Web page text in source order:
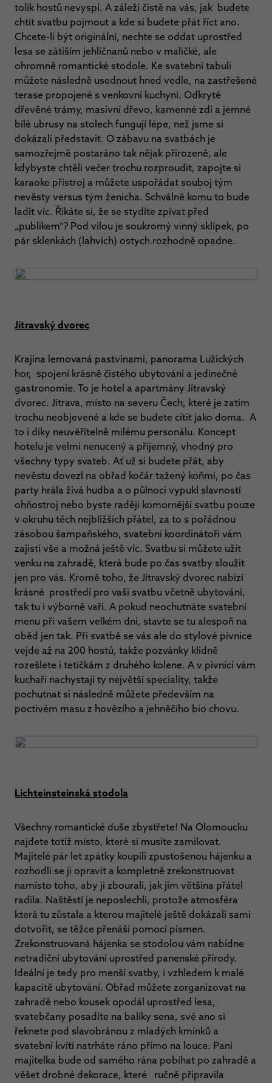
tolik hostů nevyspí. A záleží čistě na vás, jak budete
chtít svatbu pojmout a kde si budete přát říct ano.
Chcete-li být originální, nechte se oddat uprostřed
lesa se zátiším jehličnanů nebo v maličké, ale
ohromně romantické stodole. Ke svatební tabuli
můžete následně usednout hned vedle, na zastřešené
terase propojené s venkovní kuchyní. Odkryté
dřevěné trámy, masivní dřevo, kamenné zdi a jemné
bílé ubrusy na stolech fungují lépe, než jsme si
dokázali představit. O zábavu na svatbách je
samozřejmě postaráno tak nějak přirozeně, ale
kdybyste chtěli večer trochu rozproudit, zapojte si
karaoke přístroj a můžete uspořádat souboj tým
nevěsty versus tým ženicha. Schválně komu to bude
ladit víc. Říkáte si, že se stydíte zpívat před
„publikem“? Pod vilou je soukromý vinný sklípek, po
pár sklenkách (lahvích) ostych rozhodně opadne.
Jítravský dvorec
Krajina lemovaná pastvinami, panorama Lužických
hor, spojení krásně čistého ubytování a jedinečné
gastronomie. To je hotel a apartmány Jítravský
dvorec. Jítrava, místo na severu Čech, které je zatím
trochu neobjevené a kde se budete cítit jako doma. A
to i díky neuvěřitelně milému personálu. Koncept
hotelu je velmi nenucený a příjemný, vhodný pro
všechny typy svateb. Ať už si budete přát, aby
nevěstu dovezl na obřad kočár tažený koňmi, po čas
party hrála živá hudba a o půlnoci vypukl slavností
ohňostroj nebo byste raději komornější svatbu pouze
v okruhu těch nejbližších přátel, za to s pořádnou
zásobou šampaňského, svatební koordinátoři vám
zajistí vše a možná ještě víc. Svatbu si můžete užít
venku na zahradě, která bude po čas svatby sloužit
jen pro vás. Kromě toho, že Jítravský dvorec nabízí
krásné prostředí pro vaši svatbu včetně ubytování,
tak tu i výborně vaří. A pokud neochutnáte svatební
menu při vašem velkém dni, stavte se tu alespoň na
oběd jen tak. Při svatbě se vás ale do stylové pivnice
vejde až na 200 hostů, takže pozvánky klidně
rozešlete i tetičkám z druhého kolene. A v pivnici vám
kuchaři nachystají ty největší speciality, takže
pochutnat si následně můžete především na
poctivém masu z hovězího a jehněčího bio chovu.
Lichteinsteinská stodola
Všechny romantické duše zbystřete! Na Olomoucku
najdete totiž místo, které si musíte zamilovat.
Majitelé pár let zpátky koupili zpustošenou hájenku a
rozhodli se ji opravit a kompletně zrekonstruovat
namísto toho, aby ji zbourali, jak jim většina přátel
radila. Naštěstí je neposlechli, protože atmosféra
která tu zůstala a kterou majitelé ještě dokázali sami
dotvořit, se těžce přenáší pomocí písmen.
Zrekonstruovaná hájenka se stodolou vám nabídne
netradiční ubytování uprostřed panenské přírody.
Ideální je tedy pro menší svatby, i vzhledem k malé
kapacitě ubytování. Obřad můžete zorganizovat na
zahradě nebo kousek opodál uprostřed lesa,
svatebčany posadíte na balíky sena, své ano si
řeknete pod slavobránou z mladých kmínků a
svatební kvítí natrháte ráno přímo na louce. Paní
majitelka bude od samého rána pobíhat po zahradě a
věšet drobné dekorace, které ručně připravila